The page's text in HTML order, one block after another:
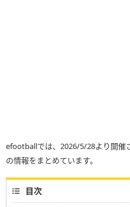
efootballでは、2026/5/28より開催
の情報をまとめています。
目次